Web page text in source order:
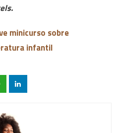
minicurso sobre
infantil